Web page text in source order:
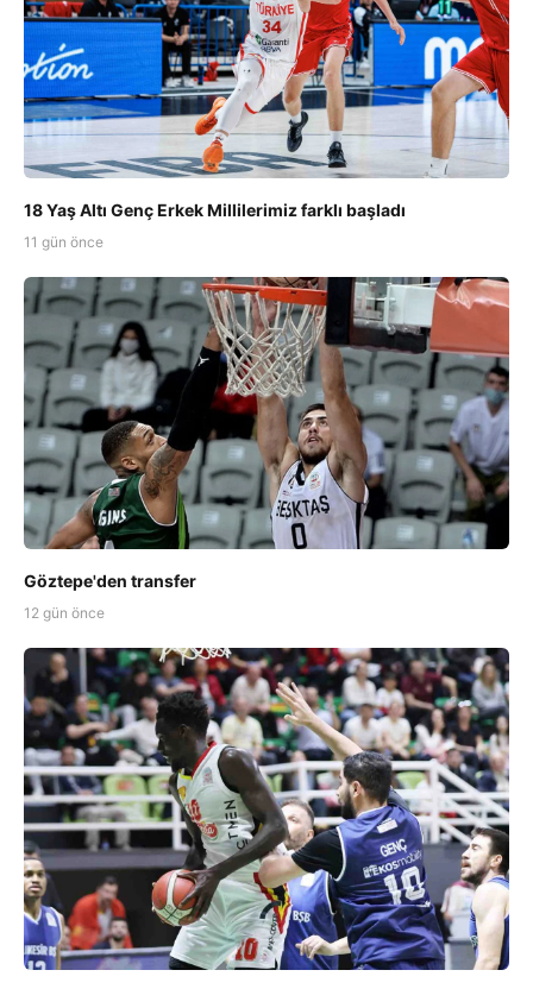
18 Yaş Altı Genç Erkek Millilerimiz farklı başladı
11 gün önce
Göztepe'den transfer
12 gün önce